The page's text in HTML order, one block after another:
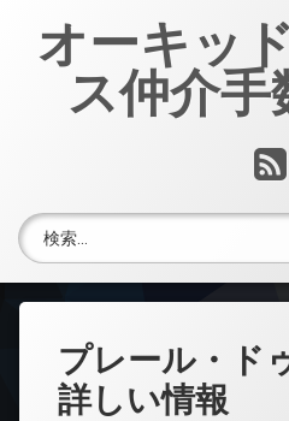
オーキッ
ス仲介手
検
プレール・ド
詳しい情報